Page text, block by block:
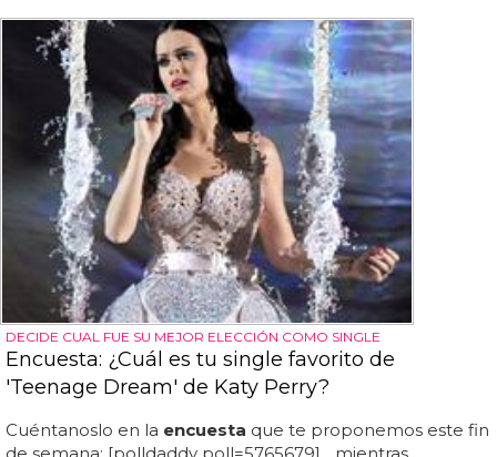
DECIDE CUAL FUE SU MEJOR ELECCIÓN COMO SINGLE
Encuesta: ¿Cuál es tu single favorito de
'Teenage Dream' de Katy Perry?
Cuéntanoslo en la encuesta que te proponemos este fin